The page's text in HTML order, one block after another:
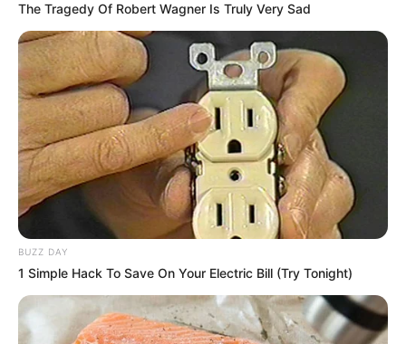
The Tragedy Of Robert Wagner Is Truly Very Sad
BUZZ DAY
1 Simple Hack To Save On Your Electric Bill (Try Tonight)